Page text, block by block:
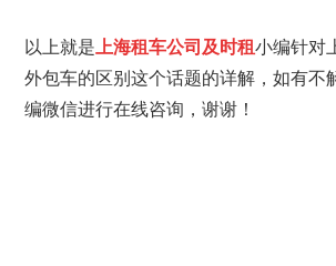
以上就是 上海租车公司及时租小编针对
外包车的区别这个话题的详解，如有不
编微信进行在线咨询，谢谢！